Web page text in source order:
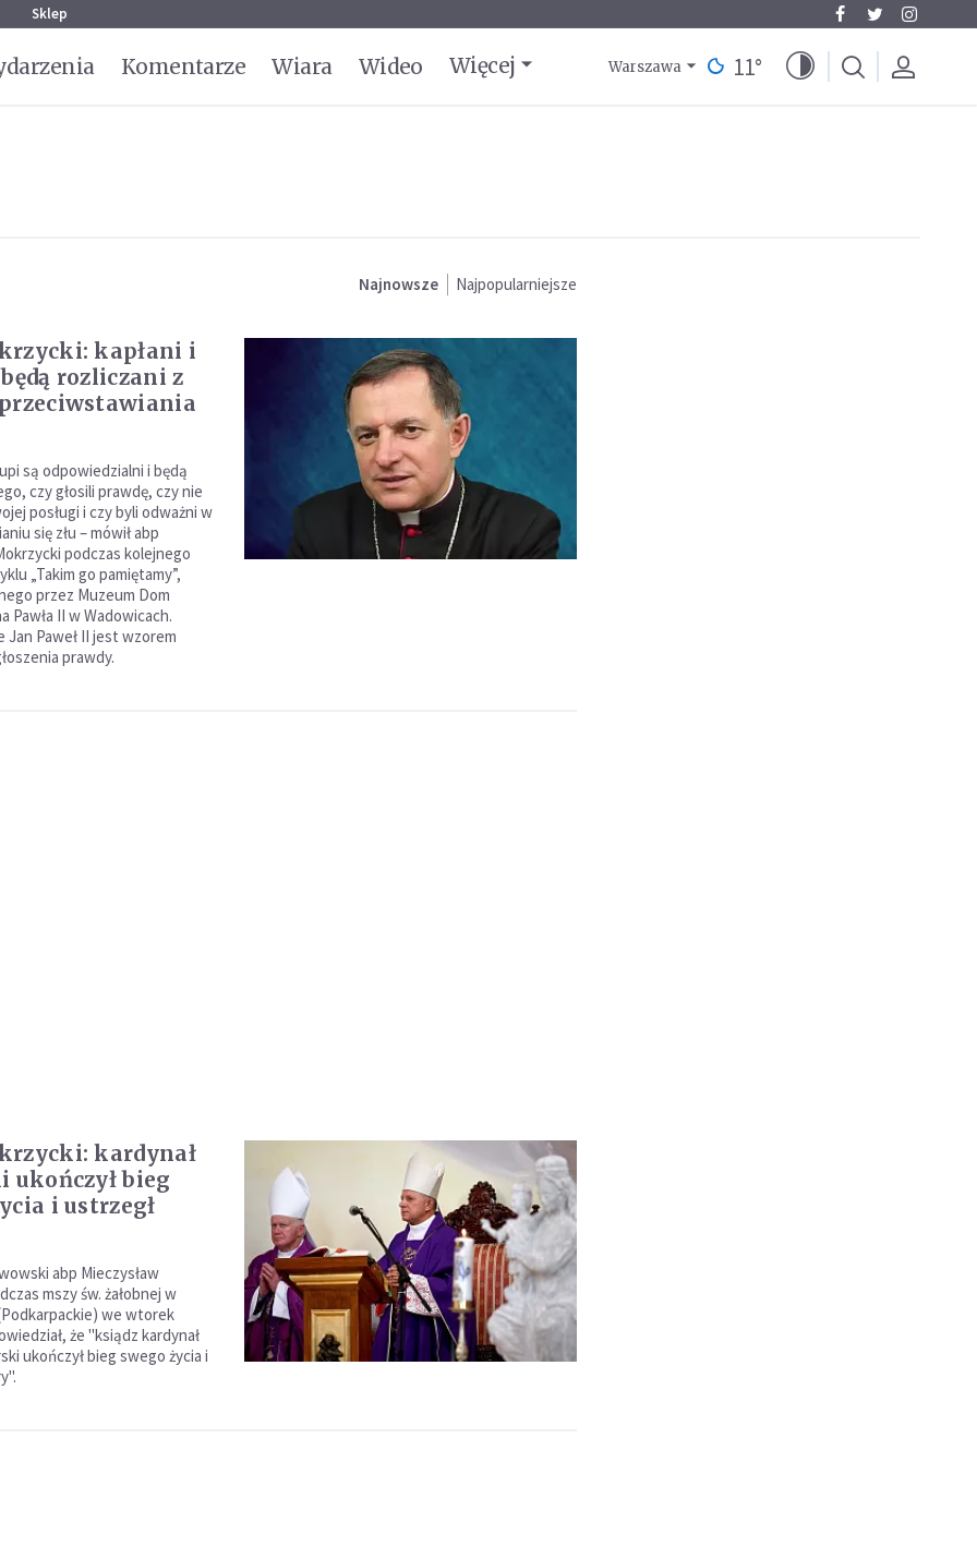
Sklep
Komentarze Wiara Wideo Więcej Warszawa 11°
Najnowsze Najpopularniejsze
kapłani i
rozliczani z
są odpowiedzialni i będą
czy głosili prawdę, czy nie
posługi i czy byli odważni w
się złu – mówił abp
podczas kolejnego
„Takim go pamiętamy”,
przez Muzeum Dom
Pawła II w Wadowicach.
Jan Paweł II jest wzorem
prawdy.
kardynał
ukończył bieg
i ustrzegł
abp Mieczysław
mszy św. żałobnej w
we wtorek
że "ksiądz kardynał
ukończył bieg swego życia i